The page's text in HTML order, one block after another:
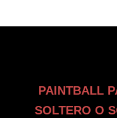
PAINTBALL
SOLTERO O